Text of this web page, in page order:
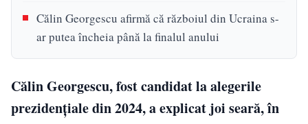
Călin Georgescu afirmă că războiul din Ucraina s-
ar putea încheia până la finalul anului
Călin Georgescu, fost candidat la alegerile
prezidențiale din 2024, a explicat joi seară, în